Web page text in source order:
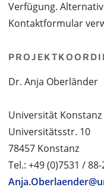
Verfügung.
Kontaktformular
Dr. Anja Oberländer
Universität Konstanz
Universitätsstr. 10
78457 Konstanz
Tel.: +49 (0)7531 /